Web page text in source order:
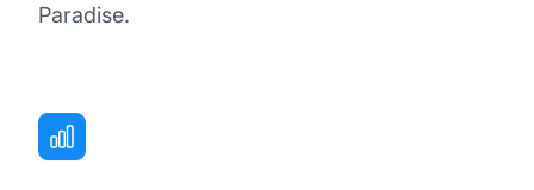
Paradise.